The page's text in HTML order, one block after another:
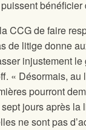
CCG de faire
de litige donne
injustement
« Désormais,
pourront
jours après
ne sont pas